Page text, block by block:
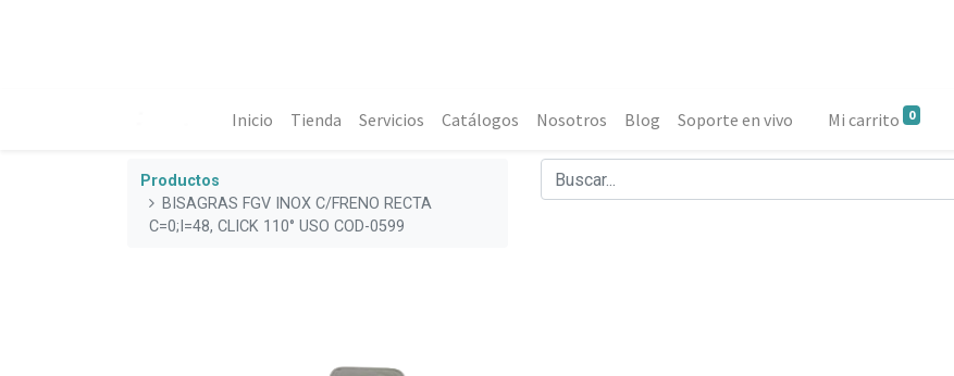
Inicio Tienda Servicios Catálogos Nosotros Blog Soporte en vivo Mi carrito 0
Productos
BISAGRAS FGV INOX C/FRENO RECTA
C=0;I=48, CLICK 110° USO COD-0599